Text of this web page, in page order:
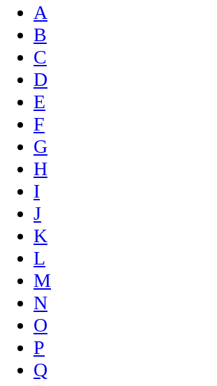
A
B
C
D
E
F
G
H
I
J
K
L
M
N
O
P
Q